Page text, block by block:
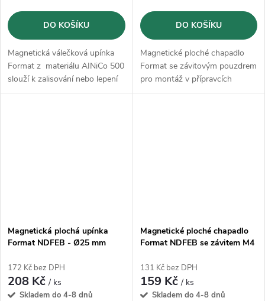
DO KOŠÍKU
Magnetická válečková upínka
Format z materiálu AINiCo 500
slouží k zalisování nebo lepení
DO KOŠÍKU
Magnetické ploché chapadlo
Format se závitovým pouzdrem
pro montáž v přípravcích
Magnetická plochá upínka
Format NDFEB - Ø25 mm
172 Kč bez DPH
208 Kč/ ks
Skladem do 4-8 dnů
Magnetické ploché chapadlo
Format NDFEB se závitem M4
131 Kč bez DPH
159 Kč/ ks
Skladem do 4-8 dnů